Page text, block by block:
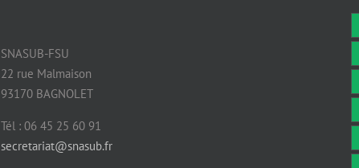
SNASUB-FSU
22 rue Malmaison
93170 BAGNOLET
Tél : 06 45 25 60 91
secretariat@snasub.fr